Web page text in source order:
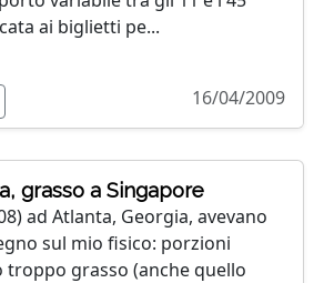
ai biglietti pe...
16/04/2009
grasso a Singapore
ad Atlanta, Georgia, avevano
sul mio fisico: porzioni
grasso (anche quello